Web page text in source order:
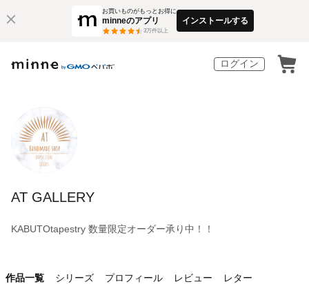
お買いものがもっとお得に
minneのアプリ
3万件以上
インストールする
ログイン
AT GALLERY
KABUTOtapestry 数量限定オーダー承り中！！
作品一覧 シリーズ プロフィール レビュー レター